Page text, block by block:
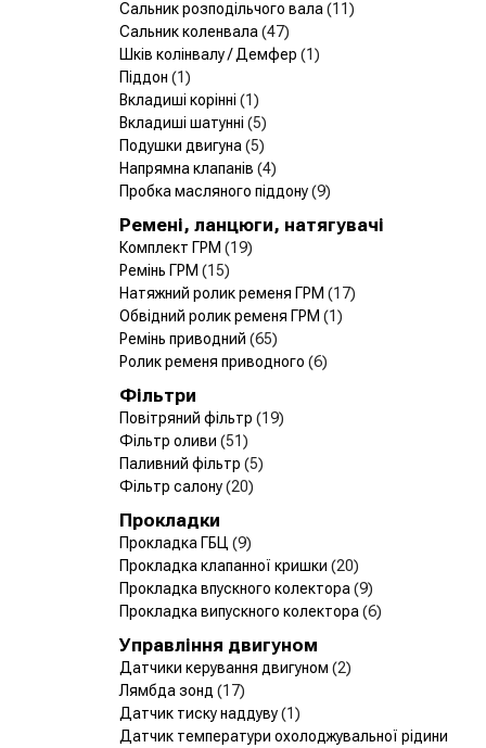
Сальник розподільчого вала (11)
Сальник коленвала (47)
Шків колінвалу / Демфер (1)
Піддон (1)
Вкладиші корінні (1)
Вкладиші шатунні (5)
Подушки двигуна (5)
Напрямна клапанів (4)
Пробка масляного піддону(9)
Ремені, ланцюги, натягувачі
Комплект ГРМ (19)
Ремінь ГРМ (15)
Натяжний ролик ременя ГРМ (17)
Обвідний ролик ременя ГРМ (1)
Ремінь приводний (65)
Ролик ременя приводного (6)
Фільтри
Повітряний фільтр (19)
Фільтр оливи (51)
Паливний фільтр (5)
Фільтр салону(20)
Прокладки
Прокладка ГБЦ (9)
Прокладка клапанної кришки (20)
Прокладка впускного колектора (9)
Прокладка випускного колектора (6)
Управління двигуном
Датчики керування двигуном (2)
Лямбда зонд (17)
Датчик тиску наддуву(1)
Датчик температури охолоджувальної рідини